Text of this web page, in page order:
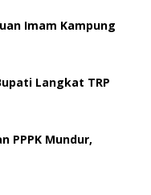
Imam Kampung
Langkat TRP
PPPK Mundur,